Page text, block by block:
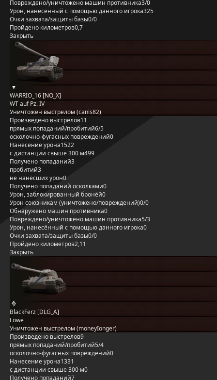
Повреждено/уничтожено машин противника3/0
Урон, нанесённый с помощью данного игрока325
Очки захвата/защиты базы0/0
Пройдено километров0,7
Закрыть
WARRIO_16 [NO_X]
WT auf Pz. IV
Уничтожен выстрелом (canis82)
Произведено выстрелов11
прямых попаданий/пробитий6/5
осколочно-фугасных повреждений0
Нанесение урона1522
с дистанции свыше 300 м499
Получено попаданий3
пробитий3
не нанёсших урон0
Получено попаданий осколками0
Урон, заблокированный бронёй0
Урон союзникам (уничтожено/повреждений)0/0
Обнаружено машин противника0
Повреждено/уничтожено машин противника5/3
Урон, нанесённый с помощью данного игрока0
Очки захвата/защиты базы0/0
Пройдено километров2,11
Закрыть
BlackFerz [DLG_A]
Löwe
Уничтожен выстрелом (moneyIonger)
Произведено выстрелов9
прямых попаданий/пробитий5/4
осколочно-фугасных повреждений0
Нанесение урона1331
с дистанции свыше 300 м0
Получено попаданий7